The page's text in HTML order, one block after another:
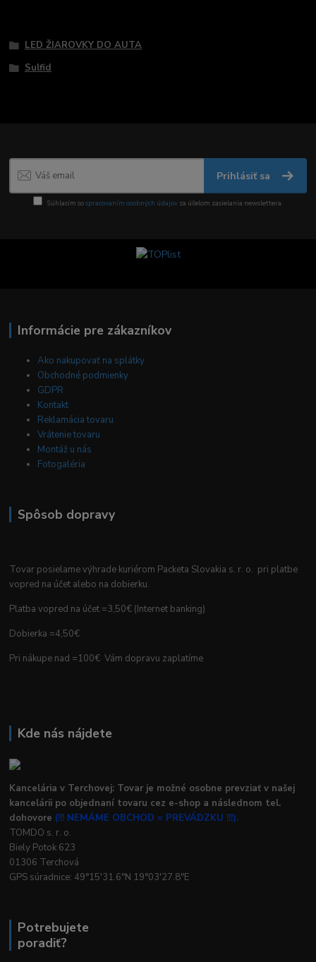
LED ŽIAROVKY DO AUTA
Sulfid
Prihlásiť sa
Súhlasím sospracovaním osobných údajov za účelom zasielania newslettera.
Informácie pre zákazníkov
Ako nakupovať na splátky
Obchodné podmienky
GDPR
Kontakt
Reklamácia tovaru
Vrátenie tovaru
Montáž u nás
Fotogaléria
Spôsob dopravy
Tovar posielame výhrade kuriérom Packeta Slovakia s. r. o. pri platbe
vopred na účet alebo na dobierku.
Platba vopred na účet =3,50€ (Internet banking)
Dobierka =4,50€
Pri nákupe nad =100€ Vám dopravu zaplatíme
Kde nás nájdete
Kancelária v Terchovej: Tovar je možné osobne prevziať v našej
kancelárii po objednaní tovaru cez e-shop a následnom tel.
dohovore (!!! NEMÁME OBCHOD = PREVÁDZKU !!!).
TOMDO s. r. o.
Biely Potok 623
01306 Terchová
GPS súradnice: 49°15'31.6"N 19°03'27.8"E
Potrebujete
poradiť?